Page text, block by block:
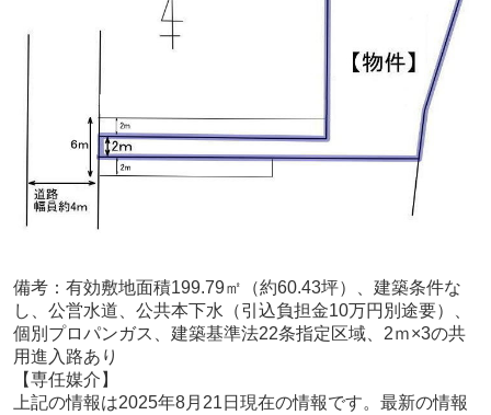
備考： 有効敷地面積199.79㎡（約60.43坪）、建築条件な
し、公営水道、公共本下水（引込負担金10万円別途要）、
個別プロパンガス、建築基準法22条指定区域、2ｍ×3の共
用進入路あり
【専任媒介 】
上記の情報は2025年8月21 日現在の情報です。最新の情報